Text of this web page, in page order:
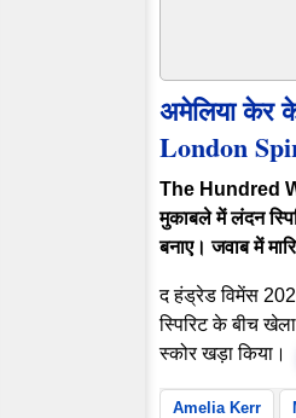
अमेलिया केर
London
The Hundred
मुकाबले में लंदन
बनाए। जवाब में
द हंड्रेड विमेंस
स्पिरिट के बीच
स्कोर खड़ा
Amelia Kerr